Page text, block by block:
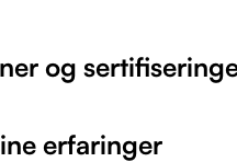
og
erfaringer